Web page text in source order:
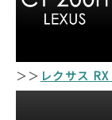
＞＞ レクサス RX